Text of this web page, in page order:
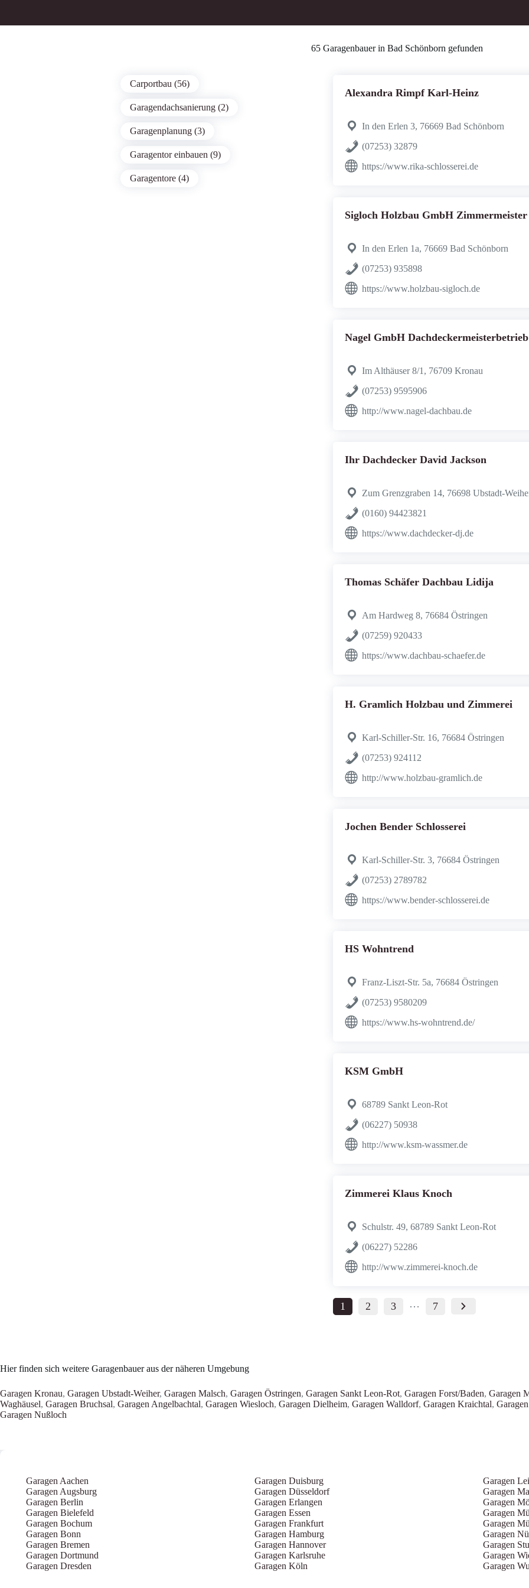
65 Garagenbauer in Bad Schönborn gefunden
Carportbau (56)
Garagendachsanierung (2)
Garagenplanung (3)
Garagentor einbauen (9)
Garagentore (4)
Alexandra Rimpf Karl-Heinz
In den Erlen 3, 76669 Bad Schönborn
(07253) 32879
https://www.rika-schlosserei.de
Sigloch Holzbau GmbH Zimmermeister
In den Erlen 1a, 76669 Bad Schönborn
(07253) 935898
https://www.holzbau-sigloch.de
Nagel GmbH Dachdeckermeisterbetrieb
Im Althäuser 8/1, 76709 Kronau
(07253) 9595906
http://www.nagel-dachbau.de
Ihr Dachdecker David Jackson
Zum Grenzgraben 14, 76698 Ubstadt-
(0160) 94423821
https://www.dachdecker-dj.de
Thomas Schäfer Dachbau Lidija
Am Hardweg 8, 76684 Östringen
(07259) 920433
https://www.dachbau-schaefer.de
H. Gramlich Holzbau und Zimmerei
Karl-Schiller-Str. 16, 76684 Östringen
(07253) 924112
http://www.holzbau-gramlich.de
Jochen Bender Schlosserei
Karl-Schiller-Str. 3, 76684 Östringen
(07253) 2789782
https://www.bender-schlosserei.de
HS Wohntrend
Franz-Liszt-Str. 5a, 76684 Östringen
(07253) 9580209
https://www.hs-wohntrend.de/
KSM GmbH
68789 Sankt Leon-Rot
(06227) 50938
http://www.ksm-wassmer.de
Zimmerei Klaus Knoch
Schulstr. 49, 68789 Sankt Leon-Rot
(06227) 52286
http://www.zimmerei-knoch.de
1 2 3 … 7
Hier finden sich weitere Garagenbauer aus der näheren Umgebung
Garagen Kronau, Garagen Ubstadt-Weiher, Garagen Malsch, Garagen Östringen, Garagen Sankt Leon-Rot, Garagen Forst/Baden, Garagen
Waghäusel, Garagen Bruchsal, Garagen Angelbachtal, Garagen Wiesloch, Garagen Dielheim, Garagen Walldorf, Garagen Kraichtal,
Garagen Nußloch
Garagen Aachen
Garagen Augsburg
Garagen Berlin
Garagen Bielefeld
Garagen Bochum
Garagen Bonn
Garagen Bremen
Garagen Dortmund
Garagen Dresden
Garagen Duisburg
Garagen Düsseldorf
Garagen Erlangen
Garagen Essen
Garagen Frankfurt
Garagen Hamburg
Garagen Hannover
Garagen Karlsruhe
Garagen Köln
Garagen
Garagen
Garagen
Garagen
Garagen
Garagen
Garagen
Garagen
Garagen